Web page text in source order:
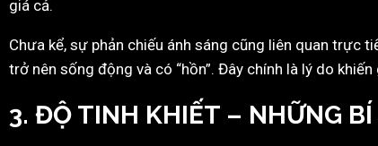
giá cả.
Chưa kể, sự phản chiếu ánh sáng cũng liên quan trực
trở nên sống động và có “hồn”. Đây chính là lý do
3. ĐỘ TINH KHIẾT – NHỮNG BÍ